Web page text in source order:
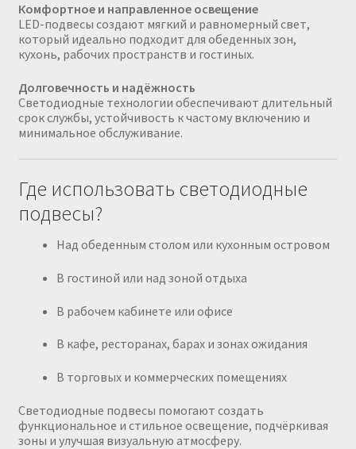
Комфортное и направленное освещение
LED-подвесы создают мягкий и равномерный свет,
который идеально подходит для обеденных зон,
кухонь, рабочих пространств и гостиных.
Долговечность и надёжность
Светодиодные технологии обеспечивают длительный
срок службы, устойчивость к частому включению и
минимальное обслуживание.
Где использовать светодиодные
подвесы?
Над обеденным столом или кухонным островом
В гостиной или над зоной отдыха
В рабочем кабинете или офисе
В кафе, ресторанах, барах и зонах ожидания
В торговых и коммерческих помещениях
Светодиодные подвесы помогают создать
функциональное и стильное освещение, подчёркивая
зоны и улучшая визуальную атмосферу.